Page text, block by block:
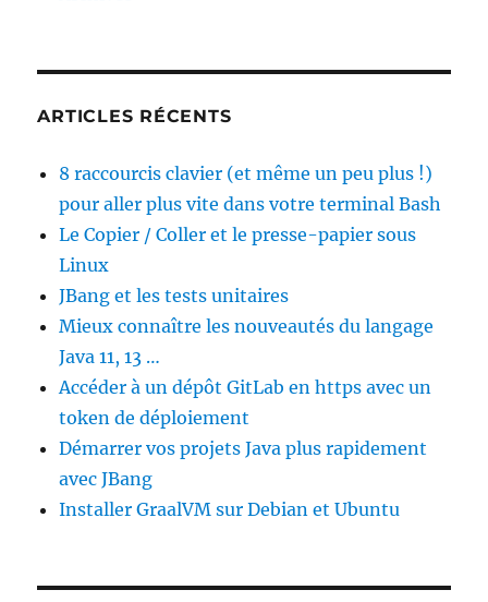
ARTICLES RÉCENTS
8 raccourcis clavier (et même un peu plus !)
pour aller plus vite dans votre terminal Bash
Le Copier / Coller et le presse-papier sous
Linux
JBang et les tests unitaires
Mieux connaître les nouveautés du langage
Java 11, 13 …
Accéder à un dépôt GitLab en https avec un
token de déploiement
Démarrer vos projets Java plus rapidement
avec JBang
Installer GraalVM sur Debian et Ubuntu